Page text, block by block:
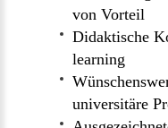
von Vorteil
Didaktische
learning
universitäre